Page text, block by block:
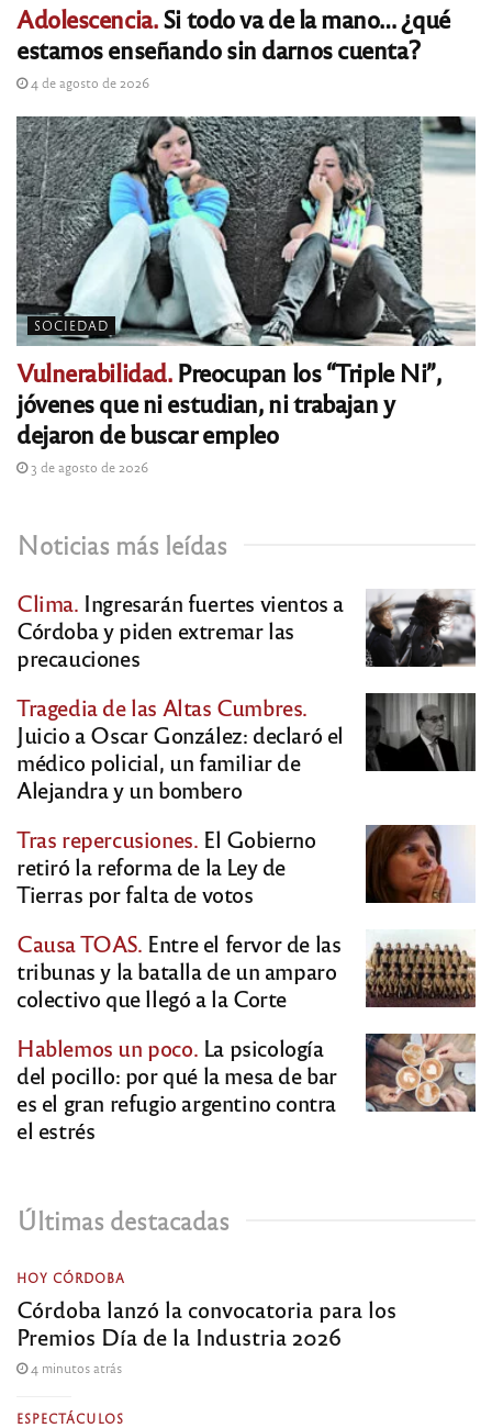
Adolescencia.Si todo va de la mano… ¿qué
estamos enseñando sin darnos cuenta?
4 de agosto de 2026
SOCIEDAD
Vulnerabilidad.Preocupan los “Triple Ni”,
jóvenes que ni estudian, ni trabajan y
dejaron de buscar empleo
3 de agosto de 2026
Noticias más leídas
Clima. Ingresarán fuertes vientos a
Córdoba y piden extremar las
precauciones
Tragedia de las Altas Cumbres.
Juicio a Oscar González: declaró el
médico policial, un familiar de
Alejandra y un bombero
Tras repercusiones. El Gobierno
retiró la reforma de la Ley de
Tierras por falta de votos
Causa TOAS. Entre el fervor de las
tribunas y la batalla de un amparo
colectivo que llegó a la Corte
Hablemos un poco. La psicología
del pocillo: por qué la mesa de bar
es el gran refugio argentino contra
el estrés
Últimas destacadas
HOY CÓRDOBA
Córdoba lanzó la convocatoria para los
Premios Día de la Industria 2026
4 minutos atrás
ESPECTÁCULOS